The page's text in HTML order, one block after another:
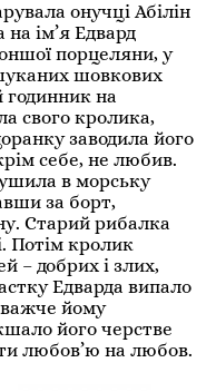
онучці Абілін
ім’я Едвард
порцеляни, у
шовкових
годинник на
свого кролика,
заводила його
себе, не любив.
в морську
за борт,
Старий рибалка
Потім кролик
– добрих і злих,
Едварда випало
важче йому
його черстве
любов’ю на любов.